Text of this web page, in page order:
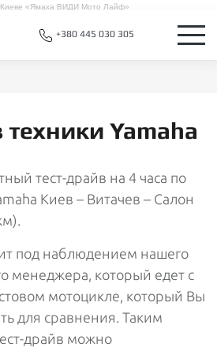
«Ямаха ВИДИ Мото Лайф»
+380 445 030 305
техники Yamaha
тест-драйв на 4 часа по
Киев – Витачев – Салон
под наблюдением нашего
менеджера, который едет с
мотоцикле, который Вы
для сравнения. Таким
драйв можно